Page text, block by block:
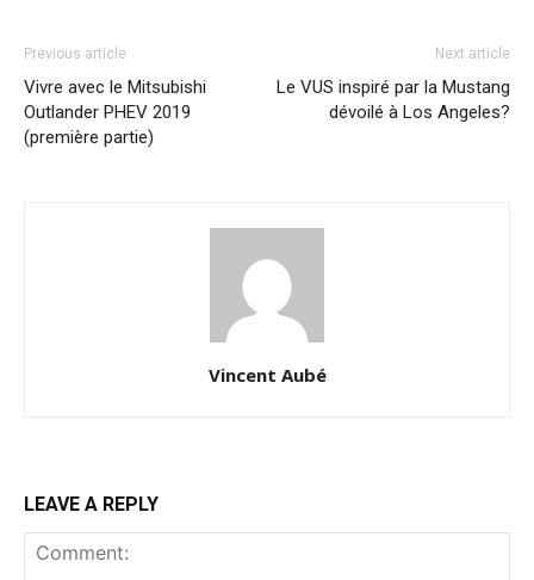
Previous article
Vivre avec le Mitsubishi
Outlander PHEV 2019
(première partie)
Next article
Le VUS inspiré par la Mustang
dévoilé à Los Angeles?
Vincent Aubé
LEAVE A REPLY